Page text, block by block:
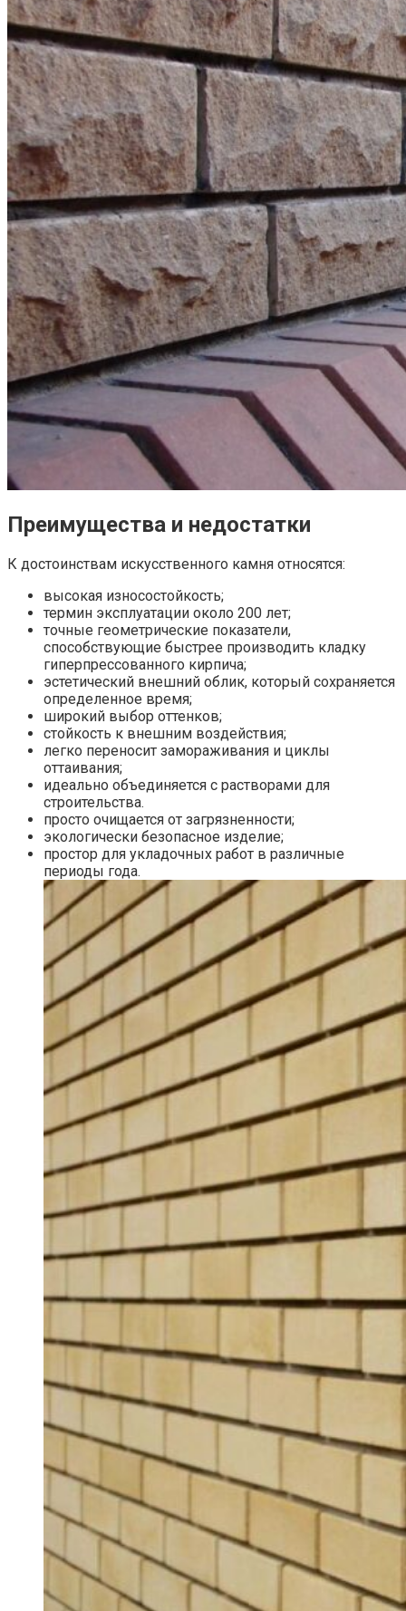
Преимущества и недостатки
К достоинствам искусственного камня относятся:
высокая износостойкость;
термин эксплуатации около 200 лет;
точные геометрические показатели,
способствующие быстрее производить кладку
гиперпрессованного кирпича;
эстетический внешний облик, который сохраняется
определенное время;
широкий выбор оттенков;
стойкость к внешним воздействия;
легко переносит замораживания и циклы
оттаивания;
идеально объединяется с растворами для
строительства.
просто очищается от загрязненности;
экологически безопасное изделие;
простор для укладочных работ в различные
периоды года.